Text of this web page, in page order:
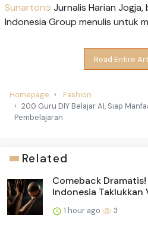
Sunartono Jurnalis Harian Jogja,
Indonesia Group menulis untuk
Read Entire
Homepage
Fashion
200 Guru DIY Belajar AI, Siap
Pembelajaran
Related
Comeback
Indonesia Taklukkan
1 hour ago 3